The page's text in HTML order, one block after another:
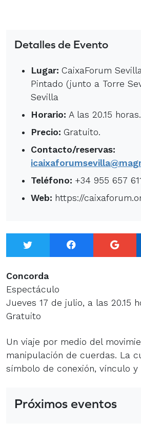
Detalles de Evento
Lugar: CaixaForum
Pintado (junto a Torre
Sevilla
Horario: A las 20.15 horas.
Precio: Gratuito.
Contacto/reservas:
Teléfono: +34 955 657
Web: https://
Twitter Facebook
Concorda
Espectáculo
Jueves 17 de julio, a las 20.15
Gratuito
Un viaje por medio del
manipulación de cuerdas. La
símbolo de conexión, vínculo y
Próximos eventos